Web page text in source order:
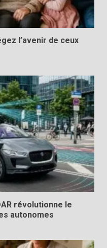
l’avenir de ceux
révolutionne le
autonomes